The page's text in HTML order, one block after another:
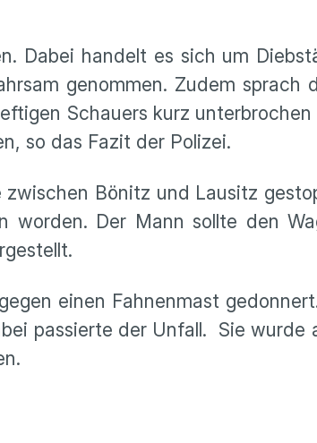
Dabei handelt es sich um
genommen. Zudem sprach
Schauers kurz
so das Fazit der Polizei.
Bönitz und Lausitz
worden. Der Mann sollte den
einen Fahnenmast
passierte der Unfall. Sie